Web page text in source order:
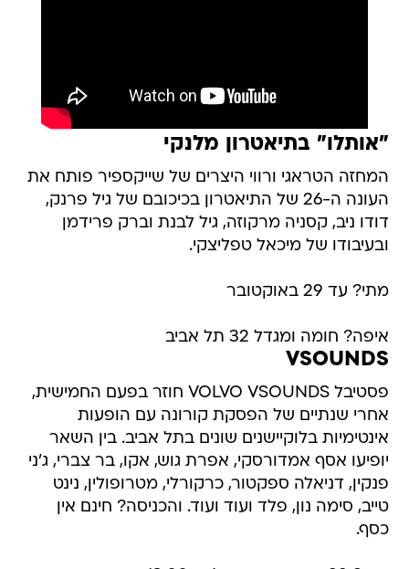
"אותלו" בתיאטרון מלנקי
המחזה הטראגי ורווי היצרים של שייקספיר פותח את
העונה ה-26 של התיאטרון בכיכובם של גיל פרנק,
דודו ניב, קסניה מרקוזה, גיל לבנת וברק פרידמן
ובעיבודו של מיכאל טפליצקי.
מתי? עד 29 באוקטובר
איפה? חומה ומגדל 32 תל אביב
VSOUNDS
פסטיבל VOLVO VSOUNDS חוזר בפעם החמישית,
אחרי שנתיים של הפסקת קורונה עם הופעות
אינטימיות בלוקיישנים שונים בתל אביב. בין השאר
יופיעו אסף אמדורסקי, אפרת גוש, אקו, בר צברי, ג'ני
פנקין, דניאלה ספקטור, כרקורלי, מטרופולין, נינט
טייב, סימה נון, פלד ועוד ועוד. והכניסה? חינם אין
כסף.